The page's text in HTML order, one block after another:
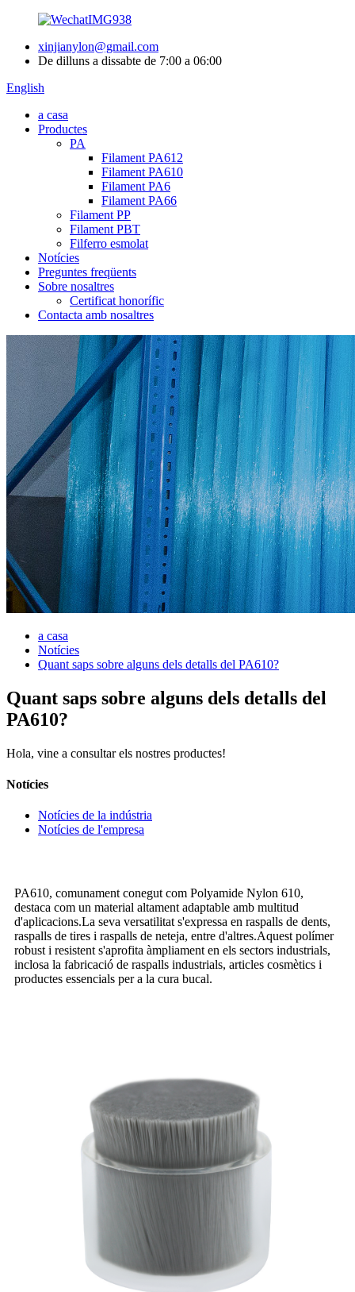
xinjianylon@gmail.com
De dilluns a dissabte de 7:00 a 06:00
English
a casa
Productes
PA
Filament PA612
Filament PA610
Filament PA6
Filament PA66
Filament PP
Filament PBT
Filferro esmolat
Notícies
Preguntes freqüents
Sobre nosaltres
Certificat honorífic
Contacta amb nosaltres
a casa
Notícies
Quant saps sobre alguns dels detalls del PA610?
Quant saps sobre alguns dels detalls del
PA610?
Hola, vine a consultar els nostres productes!
Notícies
Notícies de la indústria
Notícies de l'empresa
PA610, comunament conegut com Polyamide Nylon 610,
destaca com un material altament adaptable amb multitud
d'aplicacions.La seva versatilitat s'expressa en raspalls de dents,
raspalls de tires i raspalls de neteja, entre d'altres.Aquest polímer
robust i resistent s'aprofita àmpliament en els sectors industrials,
inclosa la fabricació de raspalls industrials, articles cosmètics i
productes essencials per a la cura bucal.